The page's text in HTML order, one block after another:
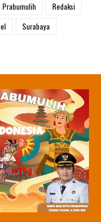
Prabumulih
Redaksi
Surabaya